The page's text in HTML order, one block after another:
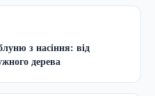
з насіння: від
дерева